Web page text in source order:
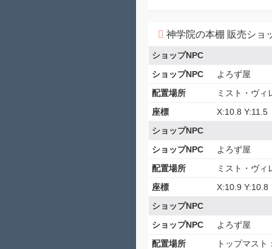
神学院の本棚 販売ショ
ショップNPC
ショップNPC
よろず屋
配置場所
ミスト・ヴィ
座標
X:10.8 Y:11.5
ショップNPC
ショップNPC
よろず屋
配置場所
ミスト・ヴィ
座標
X:10.9 Y:10.8
ショップNPC
ショップNPC
よろず屋
配置場所
トップマスト